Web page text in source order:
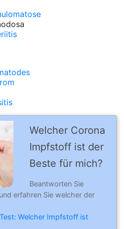
Welcher Corona
Impfstoff ist der
Beste für mich?
Beantworten Sie
und erfahren Sie welcher der
Test: Welcher Impfstoff ist